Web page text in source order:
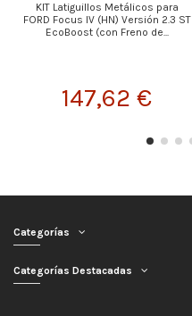
KIT Latiguillos Metálicos para
FORD Focus IV (HN) Versión 2.3 ST
EcoBoost (con Freno de...
147,62 €
Categorías
Categorías Destacadas